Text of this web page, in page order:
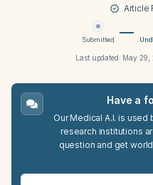
Article
Submitted
Last updated: May 29,
Have a
Our Medical A.I. is
research institutions
question and get